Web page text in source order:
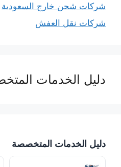
شركات شحن خارج السعودية
شركات نقل العفش
دليل الخدمات
دليل الخدمات المتخصصة